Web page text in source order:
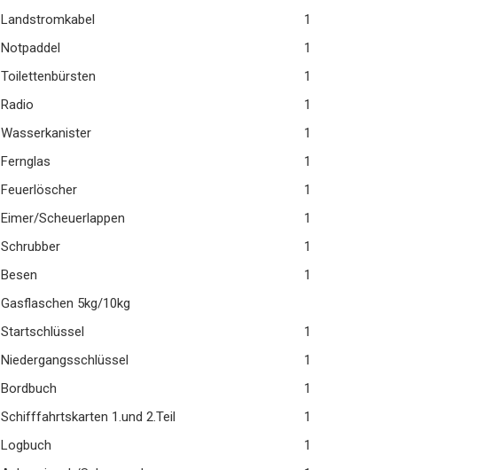
Landstromkabel
1
Notpaddel
1
Toilettenbürsten
1
Radio
1
Wasserkanister
1
Fernglas
1
Feuerlöscher
1
Eimer/Scheuerlappen
1
Schrubber
1
Besen
1
Gasflaschen 5kg/10kg
Startschlüssel
1
Niedergangsschlüssel
1
Bordbuch
1
Schifffahrtskarten 1.und 2.Teil
1
Logbuch
1